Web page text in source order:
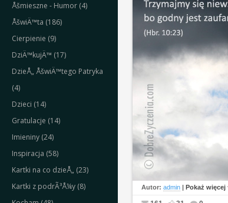
Åšmieszne - Humor (4)
ÅšwiÄ™ta (186)
Cierpienie (9)
DziÄ™kujÄ™ (17)
DzieÅ„ ÅšwiÄ™tego Patryka
(4)
Dzieci (14)
Gratulacje (14)
Imieniny (24)
Inspiracja (58)
Kartki na co dzieÅ„ (23)
Kartki z podrÃ³Å¼y (8)
Autor: admin | Pokaż więcej